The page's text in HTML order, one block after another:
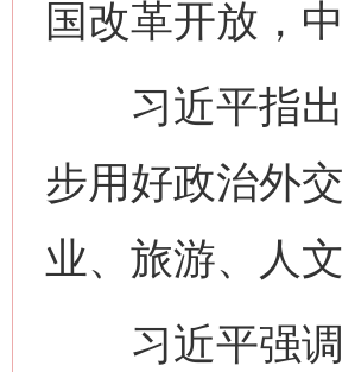
国改革开放，
习近平指出
步用好政治外
业、旅游、人
习近平强调